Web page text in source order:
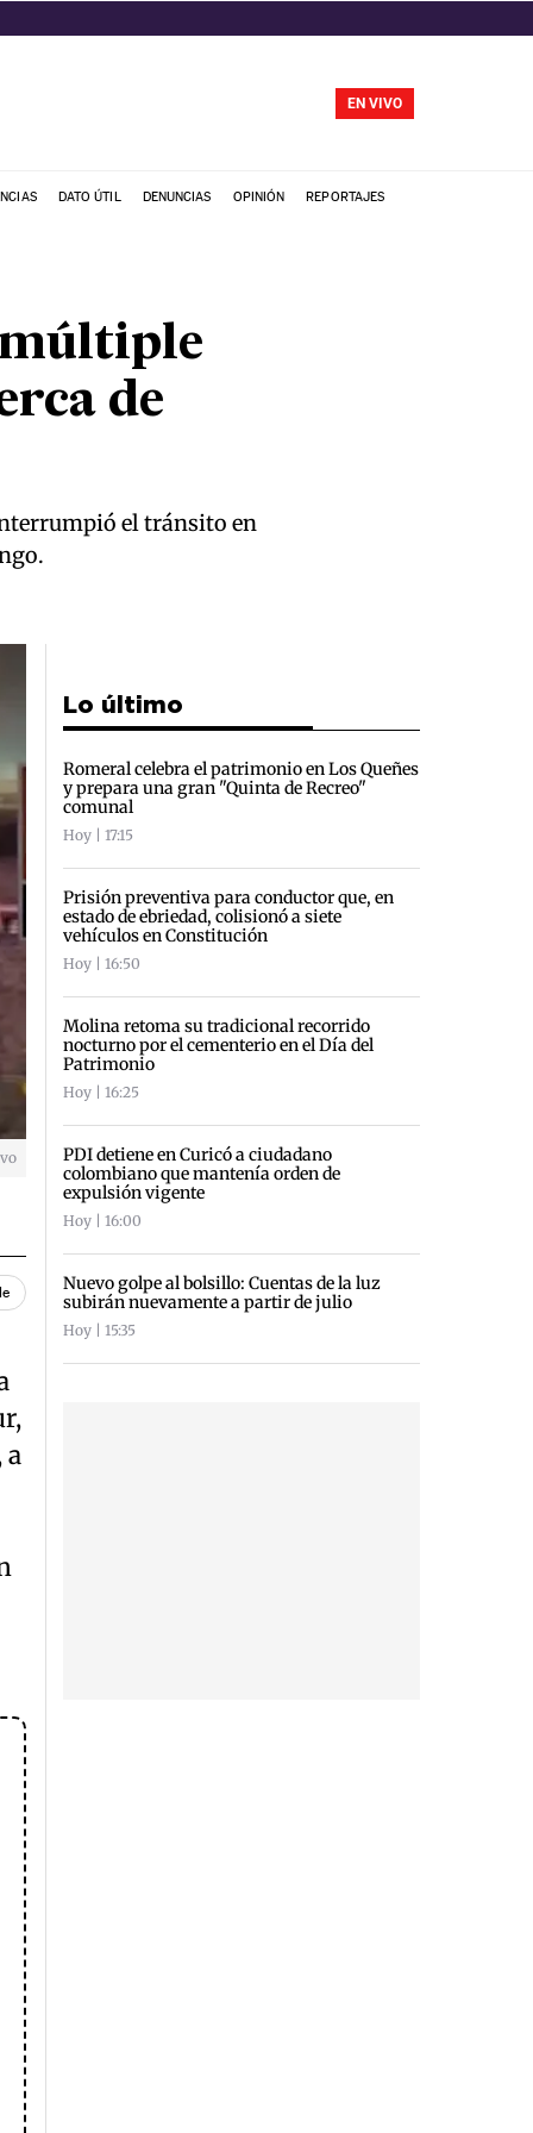
EN VIVO
DATO ÚTIL DENUNCIAS OPINIÓN REPORTAJES
múltiple
de
el tránsito en
a
Lo último
Romeral celebra el patrimonio en Los Queñes
y prepara una gran "Quinta de Recreo"
comunal
Hoy | 17:15
Prisión preventiva para conductor que, en
estado de ebriedad, colisionó a siete
vehículos en Constitución
Hoy | 16:50
Molina retoma su tradicional recorrido
nocturno por el cementerio en el Día del
Patrimonio
Hoy | 16:25
PDI detiene en Curicó a ciudadano
colombiano que mantenía orden de
expulsión vigente
Hoy | 16:00
Nuevo golpe al bolsillo: Cuentas de la luz
subirán nuevamente a partir de julio
Hoy | 15:35